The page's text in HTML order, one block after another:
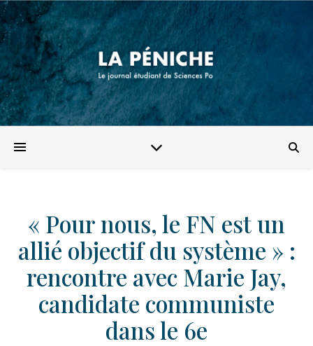
« Pour nous, le FN est un
allié objectif du système » :
rencontre avec Marie Jay,
candidate communiste
dans le 6e